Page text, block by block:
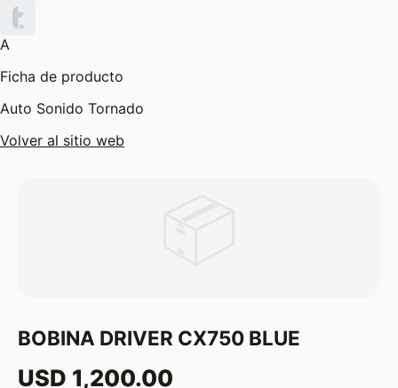
A
Ficha de producto
Auto Sonido Tornado
Volver al sitio web
BOBINA DRIVER CX750 BLUE
USD 1,200.00